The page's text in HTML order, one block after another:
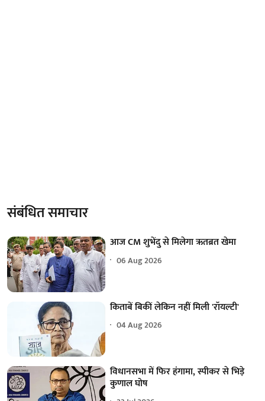
संबंधित समाचार
आज CM शुभेंदु से मिलेगा ऋतब्रत खेमा
06 Aug 2026
किताबें बिकीं लेकिन नहीं मिली 'रॉयल्टी'
04 Aug 2026
विधानसभा में फिर हंगामा, स्पीकर से भिड़े
कुणाल घोष